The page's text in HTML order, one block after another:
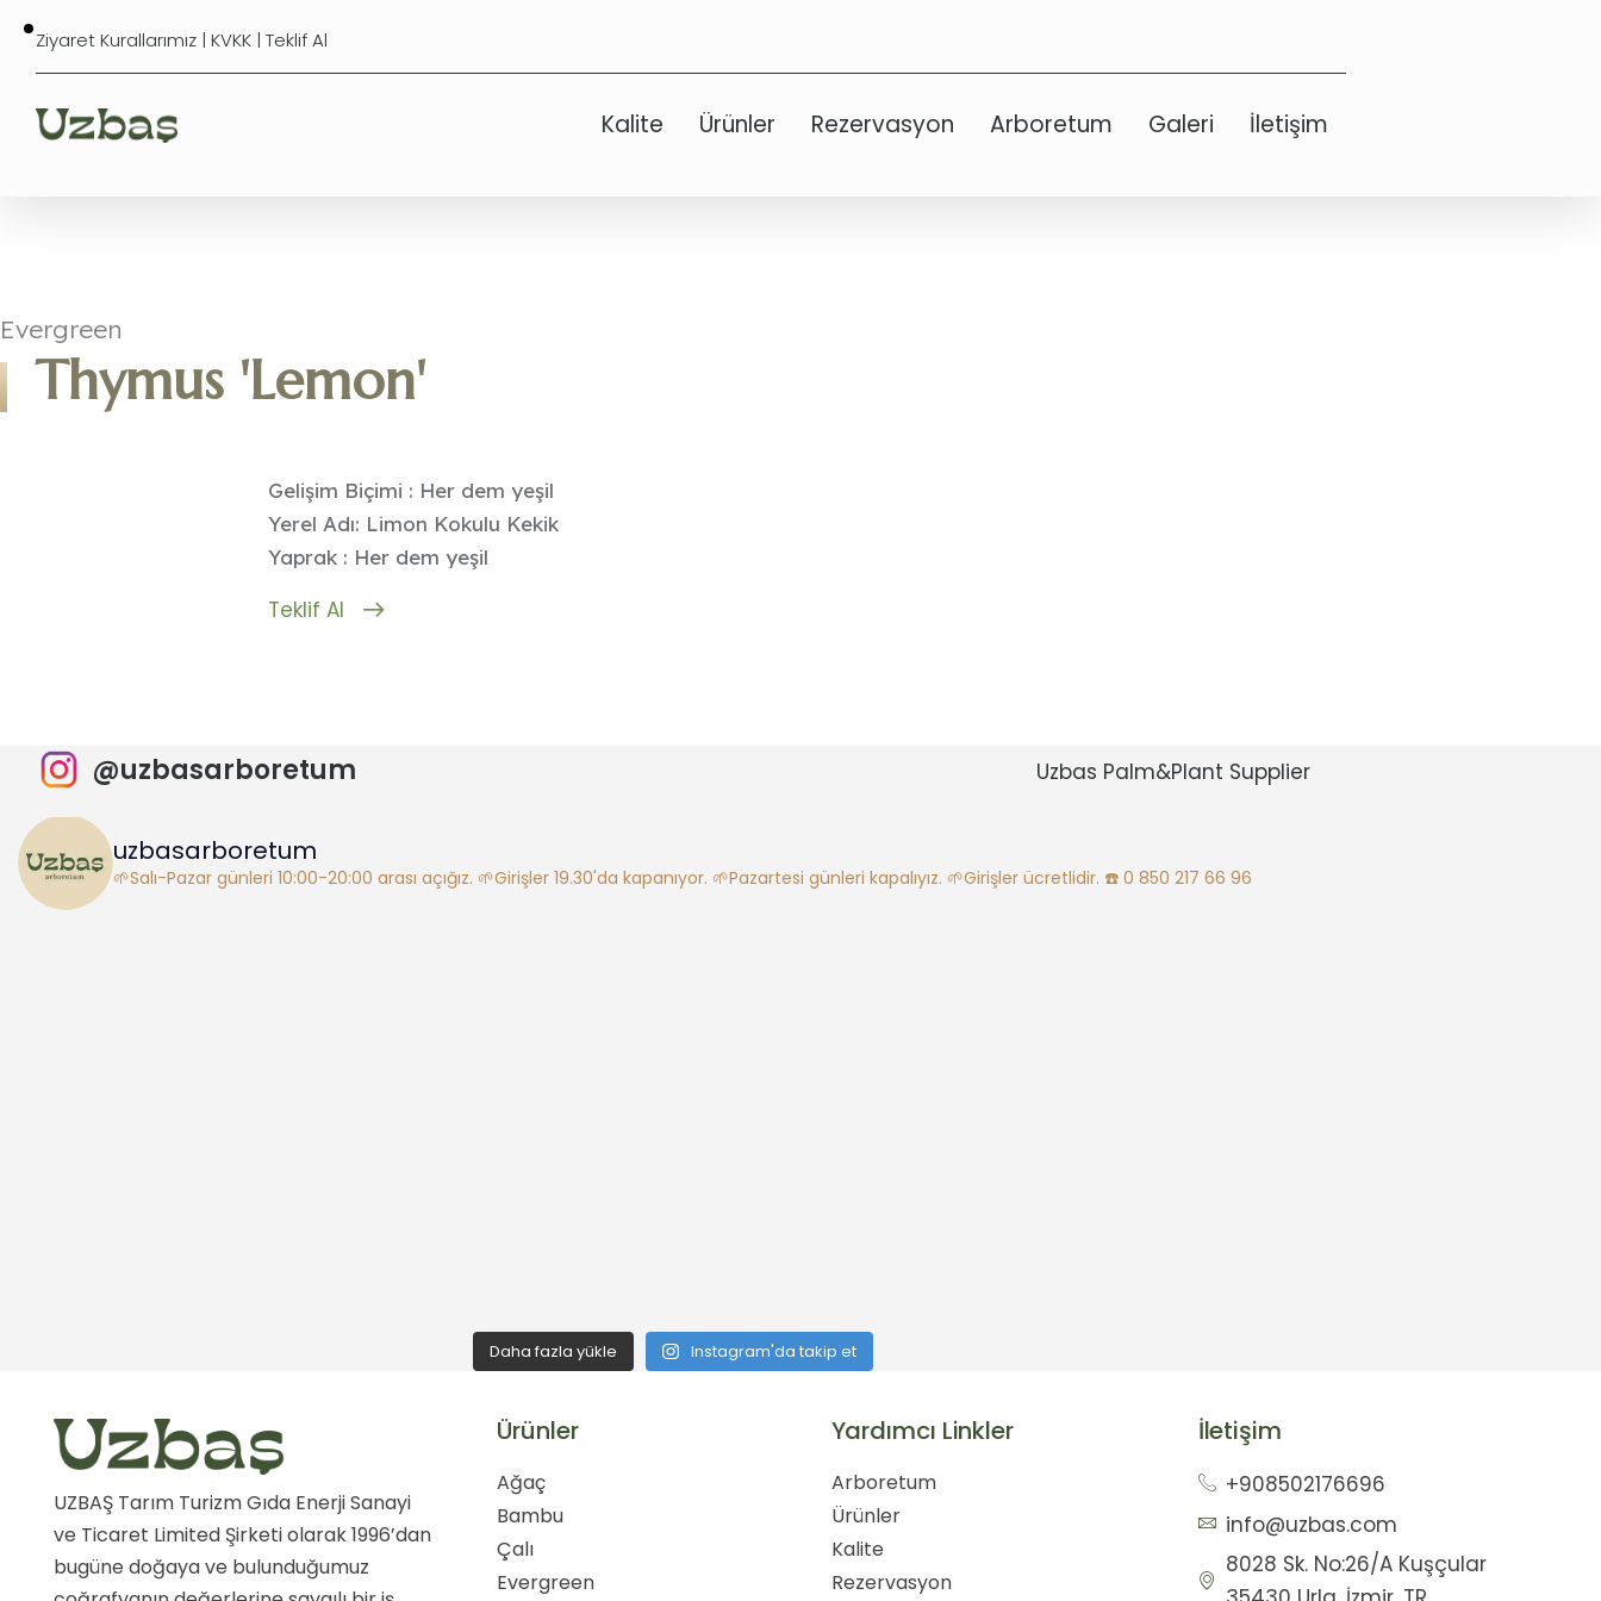
Ziyaret Kurallarımız | KVKK | Teklif Al
Kalite Ürünler Rezervasyon Arboretum Galeri İletişim
Evergreen
Thymus 'Lemon'
Gelişim Biçimi : Her dem yeşil
Yerel Adı: Limon Kokulu Kekik
Yaprak : Her dem yeşil
Teklif Al
@uzbasarboretum Uzbas Palm&Plant Supplier
uzbasarboretum
🌱Salı-Pazar günleri 10:00-20:00 arası açığız. 🌱Girişler 19.30'da kapanıyor. 🌱Pazartesi günleri kapalıyız. 🌱Girişler ücretlidir. ☎️ 0 850 217 66 96
Daha fazla yükle Instagram'da takip et
UZBAŞ Tarım Turizm Gıda Enerji Sanayi
ve Ticaret Limited Şirketi olarak 1996’dan
bugüne doğaya ve bulunduğumuz
Ürünler
Ağaç
Bambu
Çalı
Evergreen
Yardımcı Linkler
Arboretum
Ürünler
Kalite
Rezervasyon
İletişim
+908502176696
info@uzbas.com
8028 Sk. No:26/A Kuşçular